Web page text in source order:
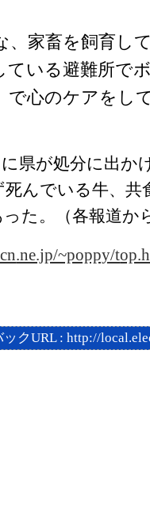
家畜を飼育し
ている避難所で
で心のケアをし
県が処分に出か
死んでいる牛、
た。（各報道か
.ne.jp/~poppy/t
ックURL : http://